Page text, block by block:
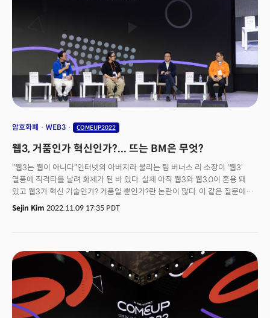
암호화폐 WEB3 COMEUP2022
웹3, 거품인가 혁신인가?... 뜨는 BM은 무엇?
"웹3는 웹이 아니다"인터넷의 아버지라 불리는 팀 버너스 리 소장이 '웹3'
열풍에 직격타를 날려 화제가 된 바 있다. 실제 아직 웹3와 웹3.0이 혼용 돼
있고 웹3가 혁신 기술인가? 거품일 뿐인가?란 논란이 많다. 이 같은 질문에
한국의 전문가들이 모여 토론을 펼쳤다. 지난 9일 서울 동대문디자인플라자
(DDP)에서 열린 '컴업(COMEUP) 2022' 컨퍼런스에서 ‘웹3, 세상을 바꿀
비즈니스 모델로 '커뮤니티와 현실활동을 연계한 서비스'를 꼽았다. 기존 금융,
게임 등 분야에서 탈중앙이라는 시스템을 이식하고 이용자들이 사용하기 쉽게
만들어주는 인프라 서비스들이 주목받을 것이란 설명이다.세션에서는 손재권
더밀크 대표 진행으로 김지윤 디에스알브이(DSRV) 대표, 김승주 고려대학교
정보보호대학원 교수, 노희섭 웰컴벤처스 대표가 참석했다. 김지윤 대표는
블록체인 운영을 지원하는 검증인(밸리데이터)과 개발자를 위한 노드 서비스
Sejin Kim 2022.11.09 17:35 PDT